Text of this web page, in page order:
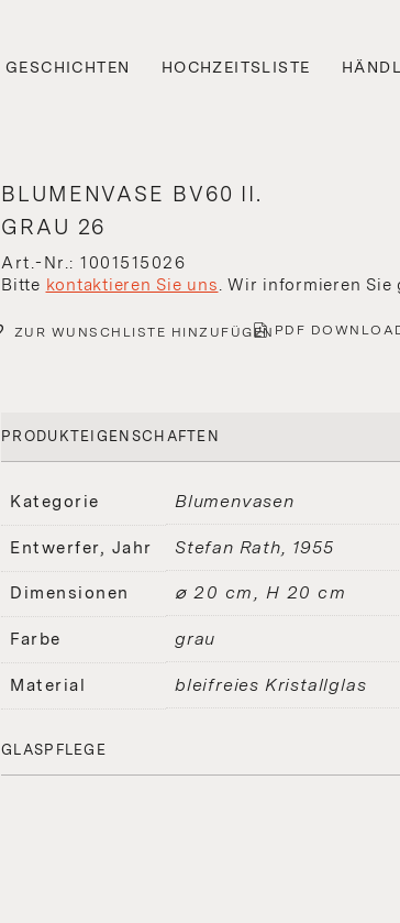
GESCHICHTEN HOCHZEITSLISTE
BLUMENVASE BV60 II.
GRAU 26
Art.-Nr.: 1001515026
Bitte kontaktieren Sie uns. Wir informieren Sie
ZUR WUNSCHLISTE HINZUFÜGEN PDF
PRODUKTEIGENSCHAFTEN
Kategorie Blumenvasen
Entwerfer, Jahr Stefan Rath 1955
Dimensionen ⌀ 20 cm, H 20 cm
Farbe grau
Material bleifreies Kristallglas
GLASPFLEGE